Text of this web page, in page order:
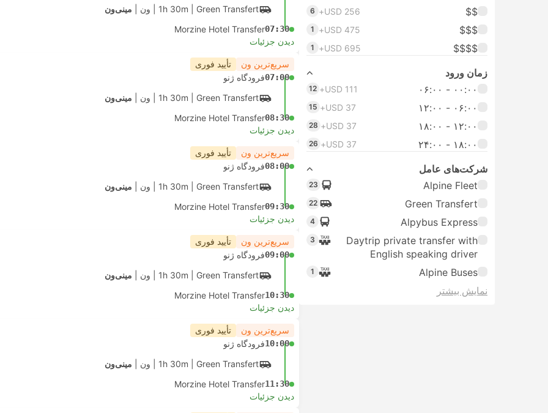
$$
USD 256+
6
$$$
USD 475+
1
$$$$
USD 695+
1
زمان ورود
۰۰:۰۰ - ۰۶:۰۰
USD 111+
12
۰۶:۰۰ - ۱۲:۰۰ USD 37+
15
۱۲:۰۰ - ۱۸:۰۰ USD 37+
28
۱۸:۰۰ - ۲۴:۰۰ USD 37+
26
شرکت‌های عامل
Alpine Fleet
23
Green Transfert
22
Alpybus Express
4
Daytrip private transfer with
English speaking driver
3
Alpine Buses
1
نمایش بیشتر
1h 30m | Green Transfert ون مینی‌ون
07:30
Morzine Hotel Transfer
دیدن جزئیات
سریع‌ترین ون تأیید فوری
07:00فرودگاه ژنو
1h 30m | Green Transfert ون مینی‌ون
08:30
Morzine Hotel Transfer
دیدن جزئیات
سریع‌ترین ون تأیید فوری
08:00فرودگاه ژنو
1h 30m | Green Transfert ون مینی‌ون
09:30
Morzine Hotel Transfer
دیدن جزئیات
سریع‌ترین ون تأیید فوری
09:00فرودگاه ژنو
1h 30m | Green Transfert ون مینی‌ون
10:30
Morzine Hotel Transfer
دیدن جزئیات
سریع‌ترین ون تأیید فوری
10:00فرودگاه ژنو
1h 30m | Green Transfert ون مینی‌ون
11:30
Morzine Hotel Transfer
دیدن جزئیات